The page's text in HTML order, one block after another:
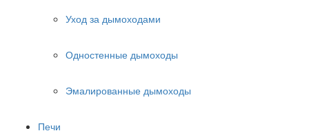
Уход за дымоходами
Одностенные дымоходы
Эмалированные дымоходы
Печи